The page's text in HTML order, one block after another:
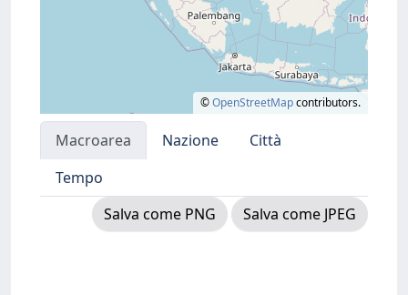
©OpenStreetMapcontributors.
Macroarea Nazione
Città
Tempo
Salva come PNG
Salva come JPEG